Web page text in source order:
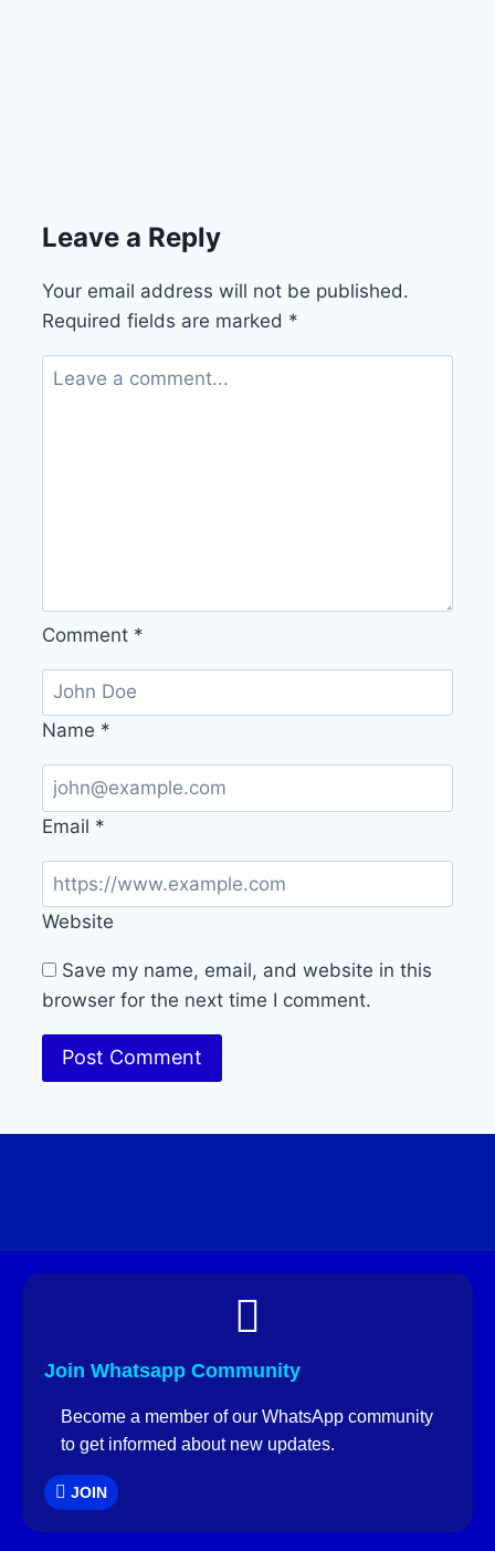
Leave a Reply
Your email address will not be published.
Required fields are marked *
Comment *
Name *
Email *
Website
Save my name, email, and website in this
browser for the next time I comment.
Join Whatsapp Community
Become a member of our WhatsApp community
to get informed about new updates.
JOIN